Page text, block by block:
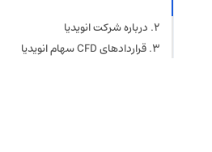
علت اصلی رشد سهام انویدیا چیست؟
درباره شرکت انویدیا
قراردادهای CFD سهام انویدیا